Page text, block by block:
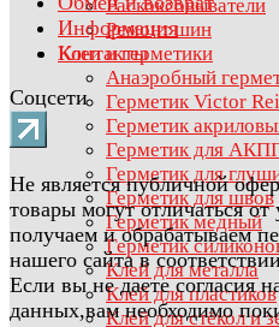
Раскоксовыватели
Ремонт шин
Клеи и герметики
Анаэробный
Герметик Victor
Герметик
Герметик для
Герметик для
Герметик для швов
Герметик медный
Герметик
Клей для металла
Клей для пластиков
Клей для стёкол и
Информация
Контакты
Соцсети
Не является публичной
товары могут отличаться
получаем и обрабатываем
нашего сайта в
Если вы не даете согласия
данных,вам необходимо